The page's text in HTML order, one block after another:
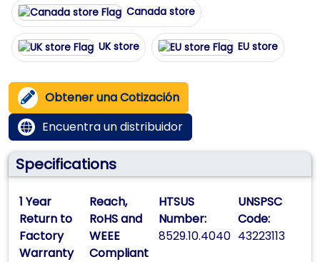
Canada store
UK store EU store
Obtener una Cotización
Encuentra un distribuidor
Specifications
1 Year
Return to
Factory
Warranty
Reach,
RoHS and
WEEE
Compliant
HTSUS
Number:
8529.10.4040
UNSPSC
Code:
43223113